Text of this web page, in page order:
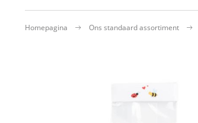
Homepagina Ons standaard assortiment